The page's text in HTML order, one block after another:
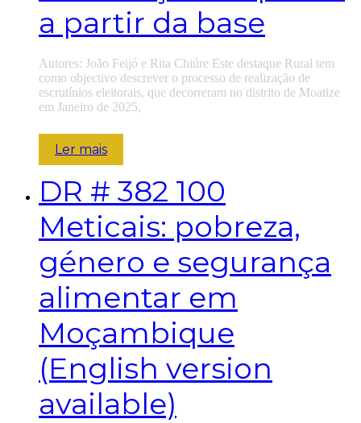
a partir da base
Autores: João Feijó e Rita Chiúre Este destaque Rural tem
como objectivo descrever o processo de realização de
escrutínios eleitorais, que decorreram no distrito de Moatize
em Janeiro de 2025,
Ler mais
DR # 382 100
Meticais: pobreza,
género e segurança
alimentar em
Moçambique
(English version
available)